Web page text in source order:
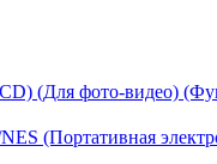
(Для фото-видео)
(Портативная